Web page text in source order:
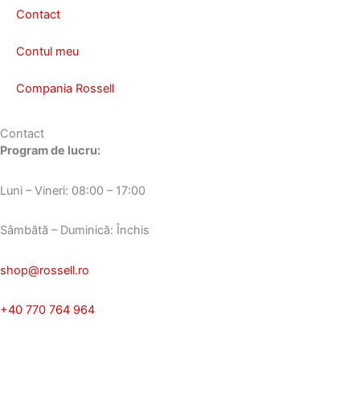
Contact
Contul meu
Compania Rossell
Contact
Program de lucru:
Luni – Vineri: 08:00 – 17:00
Sâmbătă – Duminică: Închis
shop@rossell.ro
+40 770 764 964